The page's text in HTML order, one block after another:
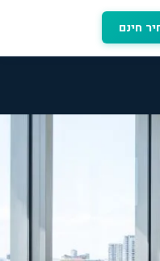
חינם